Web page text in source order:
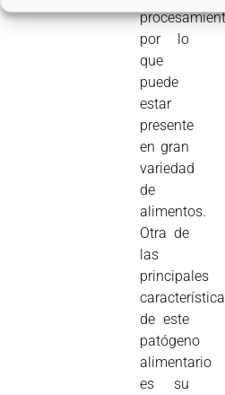
por lo
que
puede
estar
presente
en gran
variedad
de
alimentos.
Otra de
las
principales
de este
patógeno
alimentario
es su